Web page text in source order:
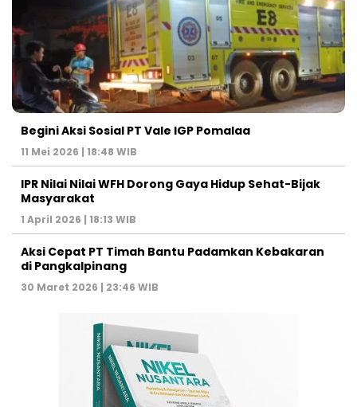
Begini Aksi Sosial PT Vale IGP Pomalaa
11 Mei 2026 | 18:48 WIB
IPR Nilai Nilai WFH Dorong Gaya Hidup Sehat-Bijak
Masyarakat
1 April 2026 | 18:13 WIB
Aksi Cepat PT Timah Bantu Padamkan Kebakaran
di Pangkalpinang
30 Maret 2026 | 23:46 WIB